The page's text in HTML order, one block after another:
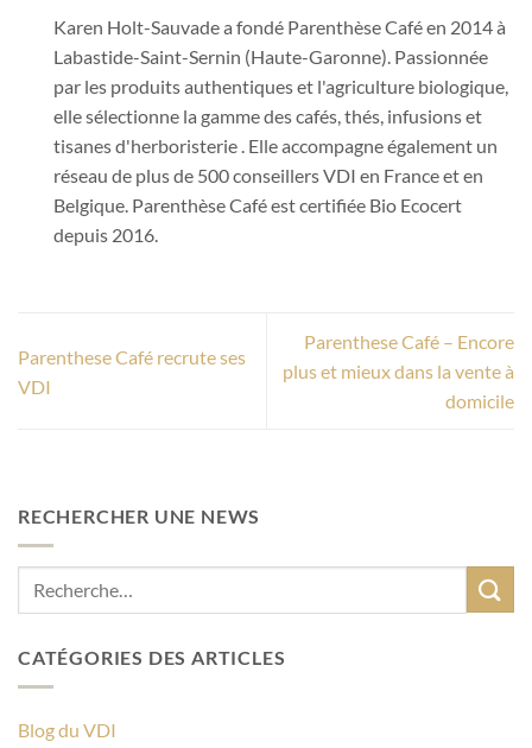
RECHERCHER UNE NEWS
CATÉGORIES DES ARTICLES
Blog du VDI
Karen Holt-Sauvade a fondé Parenthèse Café en 2014 à
Labastide-Saint-Sernin (Haute-Garonne). Passionnée
par les produits authentiques et l'agriculture biologique,
elle sélectionne la gamme des cafés, thés, infusions et
tisanes d'herboristerie . Elle accompagne également un
réseau de plus de 500 conseillers VDI en France et en
Belgique. Parenthèse Café est certifiée Bio Ecocert
depuis 2016.
Parenthese Café recrute ses
VDI
Parenthese Café – Encore
plus et mieux dans la vente à
domicile